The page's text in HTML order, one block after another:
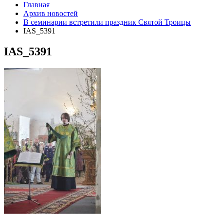
Главная
Архив новостей
В семинарии встретили праздник Святой Троицы
IAS_5391
IAS_5391